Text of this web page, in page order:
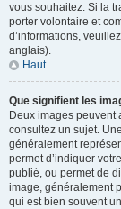
vous souhaitez. Si la
porter volontaire et
d’informations,
anglais).
Haut
Que signifient les
Deux images peuvent
consultez un sujet.
généralement
permet d’indiquer
publié, ou permet de
image, généralement
qui est bien souvent